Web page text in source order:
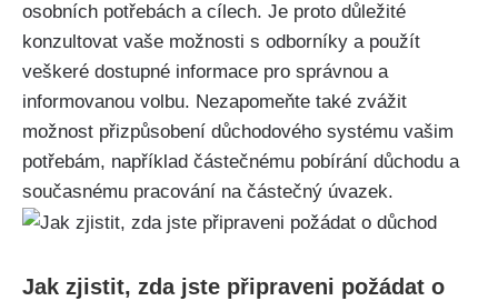
osobních potřebách a cílech. Je proto důležité
konzultovat vaše možnosti s odborníky a použít
veškeré dostupné informace pro správnou a
informovanou volbu. Nezapomeňte také zvážit
možnost přizpůsobení důchodového systému vašim
potřebám, například částečnému pobírání důchodu a
současnému pracování na částečný úvazek.
Jak zjistit, zda jste připraveni požádat o